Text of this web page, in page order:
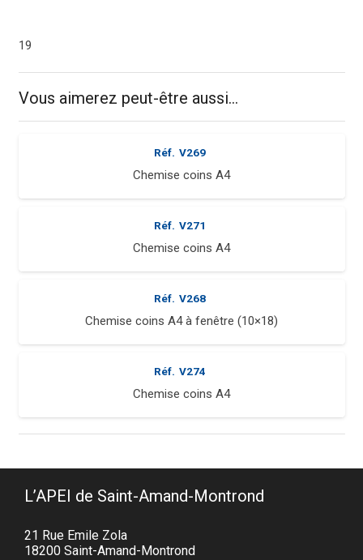
19
Vous aimerez peut-être aussi…
Réf. V269
Chemise coins A4
Réf. V271
Chemise coins A4
Réf. V268
Chemise coins A4 à fenêtre (10×18)
Réf. V274
Chemise coins A4
L’APEI de Saint-Amand-Montrond
21 Rue Emile Zola
18200 Saint-Amand-Montrond